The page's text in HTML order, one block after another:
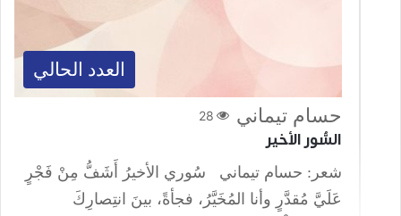
العدد الحالي
حسام تيماني 28
السُّور الأخير
شعر: حسام تيماني سُوري الأخيرُ أَشَفُّ مِنْ فَجْرٍ
عَلَيَّ مُقدَّرٍ وأنا المُخَيَّرُ، فجأةً، بينَ انتِصارِكَ